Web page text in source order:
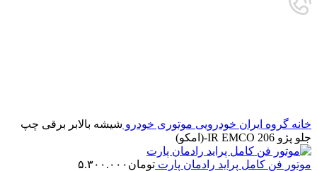
خانه گروه ایران خودرویی موتوری خودرو شیشه بالابر برقی چپ
جلو پژو 206 IR EMCO-(امکو)
موتور فن کامل پراید رادمان پارت تومان ۵.۳۰۰.۰۰۰